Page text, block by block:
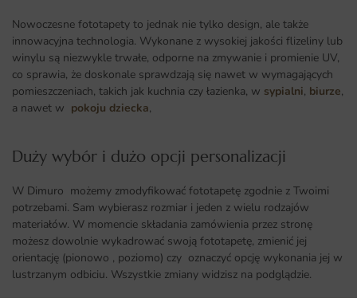
Nowoczesne fototapety to jednak nie tylko design, ale także
innowacyjna technologia. Wykonane z wysokiej jakości flizeliny lub
winylu są niezwykle trwałe, odporne na zmywanie i promienie UV,
co sprawia, że doskonale sprawdzają się nawet w wymagających
pomieszczeniach, takich jak kuchnia czy łazienka, w sypialni, biurze,
a nawet w pokoju dziecka,
Duży wybór i dużo opcji personalizacji ​
W Dimuro możemy zmodyfikować fototapetę zgodnie z Twoimi
potrzebami. Sam wybierasz rozmiar i jeden z wielu rodzajów
materiałów. W momencie składania zamówienia przez stronę
możesz dowolnie wykadrować swoją fototapetę, zmienić jej
orientację (pionowo , poziomo) czy oznaczyć opcję wykonania jej w
lustrzanym odbiciu. Wszystkie zmiany widzisz na podglądzie.